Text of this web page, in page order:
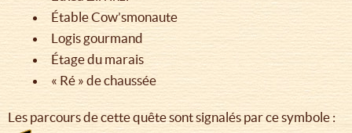
Étable Cow’smonaute
Logis gourmand
Étage du marais
« Ré » de chaussée
Les parcours de cette quête sont signalés par ce symbole :